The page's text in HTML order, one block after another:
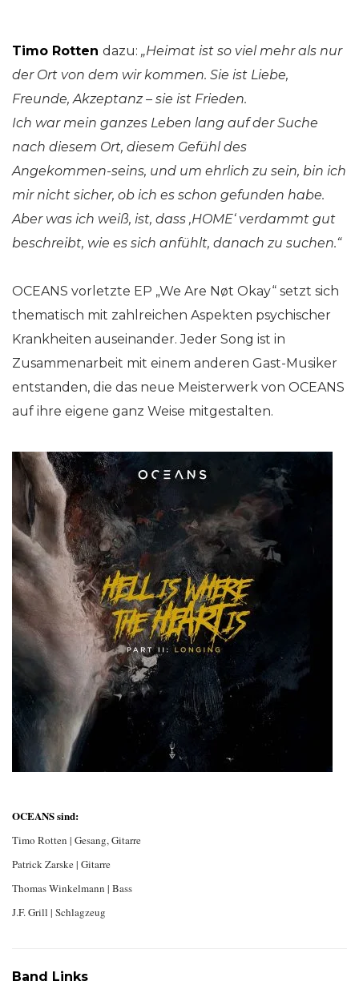
Timo Rotten dazu: „Heimat ist so viel mehr als nur
der Ort von dem wir kommen. Sie ist Liebe,
Freunde, Akzeptanz – sie ist Frieden.
Ich war mein ganzes Leben lang auf der Suche
nach diesem Ort, diesem Gefühl des
Angekommen-seins, und um ehrlich zu sein, bin ich
mir nicht sicher, ob ich es schon gefunden habe.
Aber was ich weiß, ist, dass ‚HOME‘ verdammt gut
beschreibt, wie es sich anfühlt, danach zu suchen.“
OCEANS vorletzte EP „We Are Nøt Okay“ setzt sich
thematisch mit zahlreichen Aspekten psychischer
Krankheiten auseinander. Jeder Song ist in
Zusammenarbeit mit einem anderen Gast-Musiker
entstanden, die das neue Meisterwerk von OCEANS
auf ihre eigene ganz Weise mitgestalten.
OCEANS sind:
Timo Rotten | Gesang, Gitarre
Patrick Zarske | Gitarre
Thomas Winkelmann | Bass
J.F. Grill | Schlagzeug
Band Links